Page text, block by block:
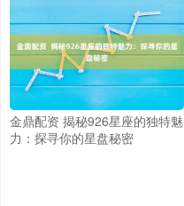
金鼎配资 揭秘926星座的独特魅
力：探寻你的星盘秘密